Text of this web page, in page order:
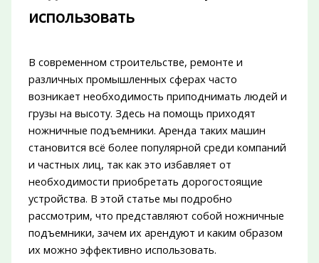
использовать
В современном строительстве, ремонте и
различных промышленных сферах часто
возникает необходимость приподнимать людей и
грузы на высоту. Здесь на помощь приходят
ножничные подъемники. Аренда таких машин
становится всё более популярной среди компаний
и частных лиц, так как это избавляет от
необходимости приобретать дорогостоящие
устройства. В этой статье мы подробно
рассмотрим, что представляют собой ножничные
подъемники, зачем их арендуют и каким образом
их можно эффективно использовать.